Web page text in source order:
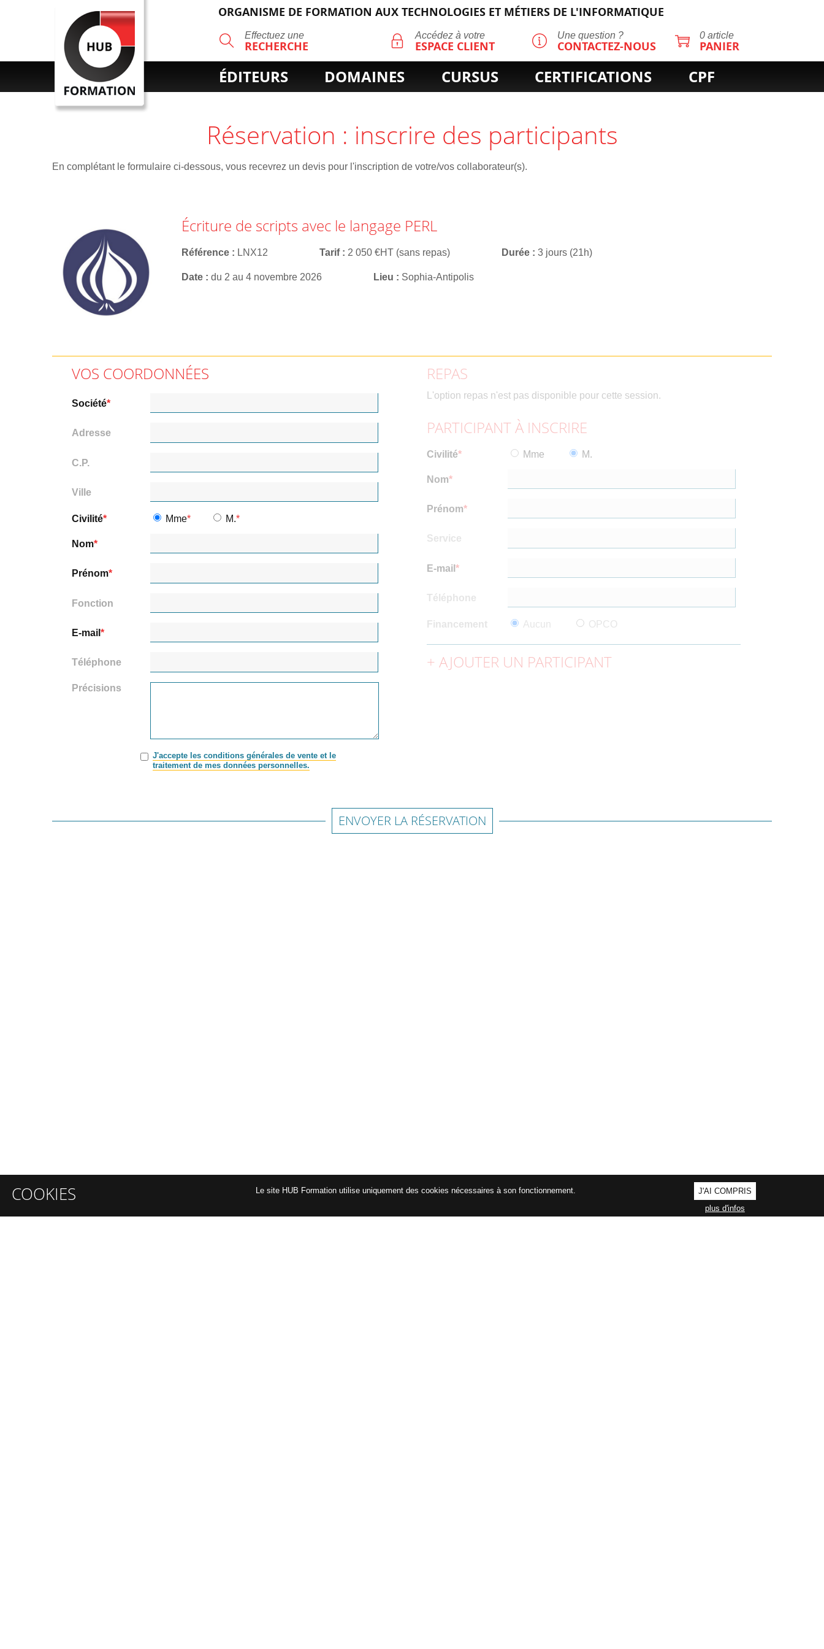
ORGANISME DE FORMATION AUX TECHNOLOGIES ET MÉTIERS DE L'INFORMATIQUE
Effectuez une
RECHERCHE
RECHERCHE Accédez à votre
ESPACE CLIENT
Une question ?
CONTACTEZ-NOUS
0 article
PANIER
ÉDITEURS DOMAINES CURSUS CERTIFICATIONS CPF
Réservation : inscrire des participants
En complétant le formulaire ci-dessous, vous recevrez un devis pour l'inscription de votre/vos collaborateur(s).
Écriture de scripts avec le langage PERL
Référence LNX12 Tarif 2 050 €HT (sans repas) Durée 3 jours (21h)
Date du 2 au 4 novembre 2026 Lieu Sophia-Antipolis
VOS COORDONNÉES
Société
Adresse
C.P.
Ville
Civilité Mme M.
Nom
Prénom
Fonction
E-mail
Téléphone
Précisions
J'accepte les conditions générales de vente et le
traitement de mes données personnelles.
REPAS
L'option repas n'est pas disponible pour cette session.
PARTICIPANT À INSCRIRE
Civilité Mme M.
Nom
Prénom
Service
E-mail
Téléphone
Financement Aucun OPCO
AJOUTER UN PARTICIPANT
ENVOYER LA RÉSERVATION
COOKIES Le site HUB Formation utilise uniquement des cookies nécessaires à son fonctionnement.
J'AI COMPRIS
plus d'infos